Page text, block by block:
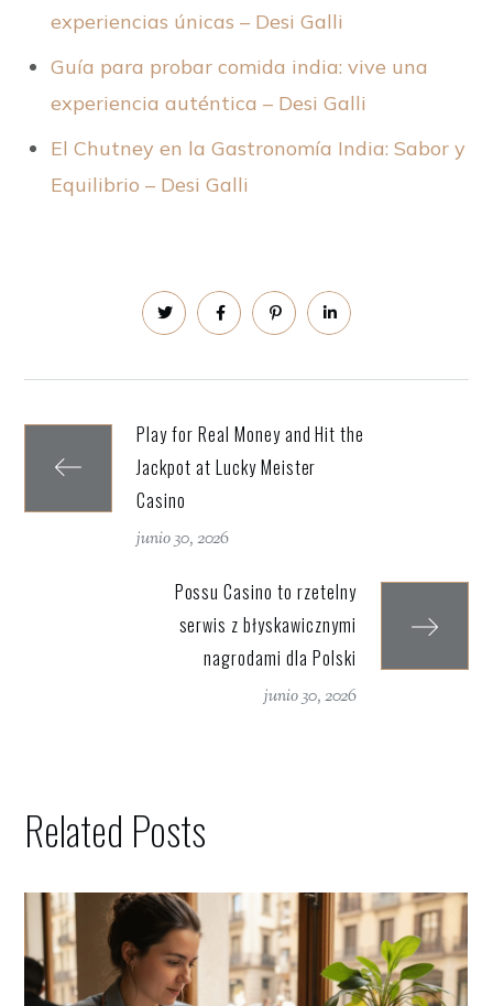
experiencias únicas – Desi Galli
Guía para probar comida india: vive una
experiencia auténtica – Desi Galli
El Chutney en la Gastronomía India: Sabor y
Equilibrio – Desi Galli
Play for Real Money and Hit the
Jackpot at Lucky Meister
Casino
junio 30, 2026
Possu Casino to rzetelny
serwis z błyskawicznymi
nagrodami dla Polski
junio 30, 2026
Related Posts